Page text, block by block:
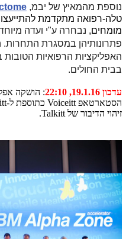
נוספת מהמאיץ של יבמ,
טלה-רפואה מתקדמת
מומחים,
פתרונותיהן במסגרת
האפליקציות הרפואיות
בבית החולים.
עדכון 19.1.16, 22:10
זיהוי הדיבור של Talkitt.